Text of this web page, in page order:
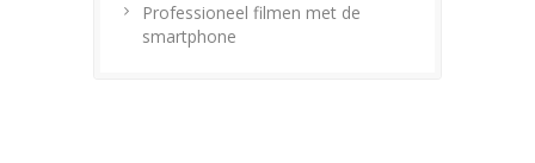
Professioneel filmen met de
smartphone